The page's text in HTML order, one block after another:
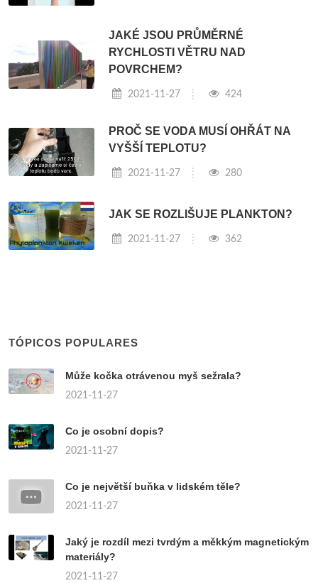
JAKÉ JSOU PRŮMĚRNÉ
RYCHLOSTI VĚTRU NAD
POVRCHEM?
2021-11-27 424
PROČ SE VODA MUSÍ OHŘÁT NA
VYŠŠÍ TEPLOTU?
2021-11-27 280
JAK SE ROZLIŠUJE PLANKTON?
2021-11-27 362
TÓPICOS POPULARES
Může kočka otrávenou myš sežrala?
2021-11-27
Co je osobní dopis?
2021-11-27
Co je největší buňka v lidském těle?
2021-11-27
Jaký je rozdíl mezi tvrdým a měkkým magnetickým
materiály?
2021-11-27